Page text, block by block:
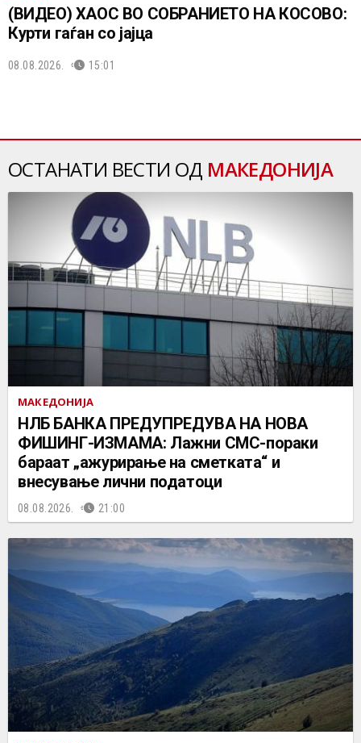
(ВИДЕО) ХАОС ВО СОБРАНИЕТО НА КОСОВО:
Курти гаѓан со јајца
08.08.2026. 15:01
ОСТАНАТИ ВЕСТИ ОД МАКЕДОНИЈА
МАКЕДОНИЈА
НЛБ БАНКА ПРЕДУПРЕДУВА НА НОВА
ФИШИНГ-ИЗМАМА: Лажни СМС-пораки
бараат „ажурирање на сметката“ и
внесување лични податоци
08.08.2026. 21:00